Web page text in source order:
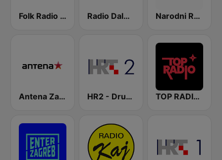
Folk Radio Kneginec Radio Dalmacija Narodni Radio
Antena Zagreb HR2 - Drugi program TOP RADIO 101